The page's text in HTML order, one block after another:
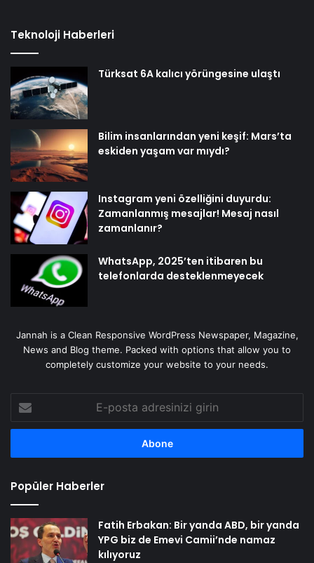
Teknoloji Haberleri
Türksat 6A kalıcı yörüngesine ulaştı
Bilim insanlarından yeni keşif: Mars’ta
eskiden yaşam var mıydı?
Instagram yeni özelliğini duyurdu:
Zamanlanmış mesajlar! Mesaj nasıl
zamanlanır?
WhatsApp, 2025’ten itibaren bu
telefonlarda desteklenmeyecek
Jannah is a Clean Responsive WordPress Newspaper, Magazine,
News and Blog theme. Packed with options that allow you to
completely customize your website to your needs.
posta
adresinizi
Popüler Haberler
Fatih Erbakan: Bir yanda ABD, bir yanda
YPG biz de Emevi Camii’nde namaz
kılıyoruz